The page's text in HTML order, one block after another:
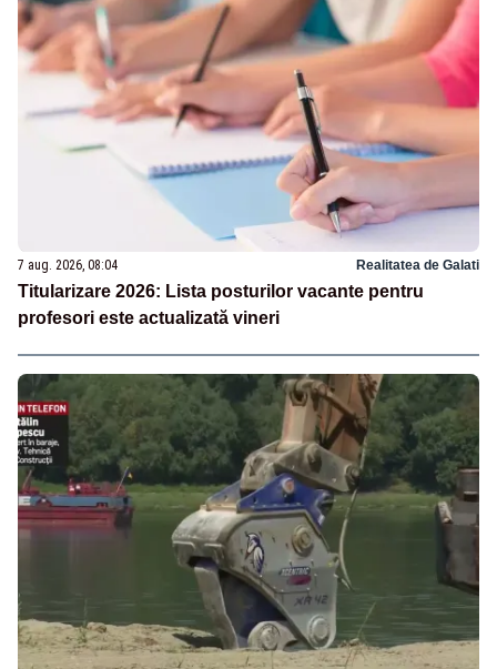
7 aug. 2026, 08:04 Realitatea de Galati
Titularizare 2026: Lista posturilor vacante pentru
profesori este actualizată vineri